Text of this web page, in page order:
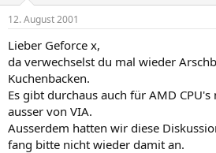
12. August 2001
Lieber Geforce x,
da verwechselst du mal wieder
Kuchenbacken.
Es gibt durchaus auch für AMD CPU's
ausser von VIA.
Ausserdem hatten wir diese
fang bitte nicht wieder damit an.